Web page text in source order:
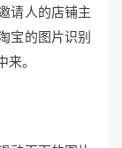
请人的店铺主
宝的图片识别
。